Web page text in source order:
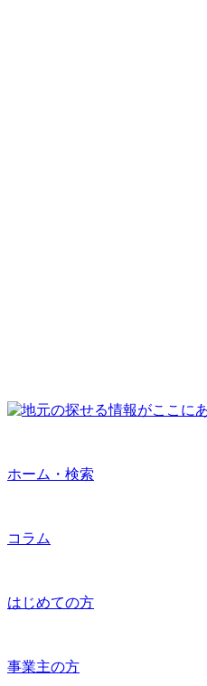
ホーム・検索
コラム
はじめての方
事業主の方